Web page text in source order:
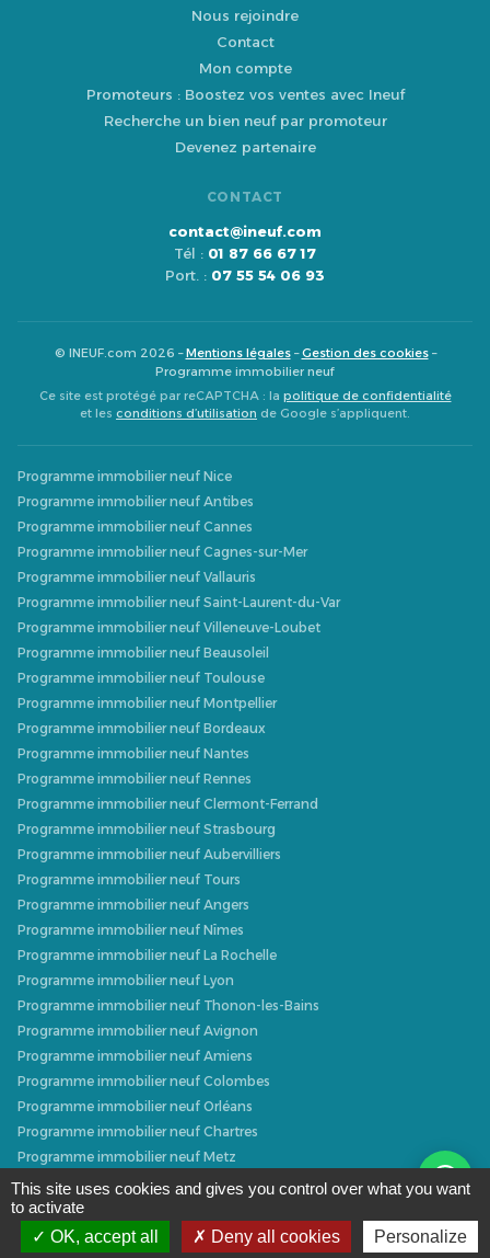
Nous rejoindre
Contact
Mon compte
Promoteurs : Boostez vos ventes avec Ineuf
Recherche un bien neuf par promoteur
Devenez partenaire
CONTACT
contact@ineuf.com
Tél : 01 87 66 67 17
Port. : 07 55 54 06 93
© INEUF.com 2026 –Mentions légales–Gestion des cookies–
Programme immobilier neuf
Ce site est protégé par reCAPTCHA : la politique de confidentialité
et les conditions d’utilisation de Google s’appliquent.
Programme immobilier neuf Nice
Programme immobilier neuf Antibes
Programme immobilier neuf Cannes
Programme immobilier neuf Cagnes-sur-Mer
Programme immobilier neuf Vallauris
Programme immobilier neuf Saint-Laurent-du-Var
Programme immobilier neuf Villeneuve-Loubet
Programme immobilier neuf Beausoleil
Programme immobilier neuf Toulouse
Programme immobilier neuf Montpellier
Programme immobilier neuf Bordeaux
Programme immobilier neuf Nantes
Programme immobilier neuf Rennes
Programme immobilier neuf Clermont-Ferrand
Programme immobilier neuf Strasbourg
Programme immobilier neuf Aubervilliers
Programme immobilier neuf Tours
Programme immobilier neuf Angers
Programme immobilier neuf Nîmes
Programme immobilier neuf La Rochelle
Programme immobilier neuf Lyon
Programme immobilier neuf Thonon-les-Bains
Programme immobilier neuf Avignon
Programme immobilier neuf Amiens
Programme immobilier neuf Colombes
Programme immobilier neuf Orléans
Programme immobilier neuf Chartres
Programme immobilier neuf Metz
Programme immobilier neuf Caen
Programme immobilier neuf Dijon
Programme immobilier neuf Villeurbanne
This site uses cookies and gives you control over what you want
to activate
OK, accept all
Deny all cookies Personalize